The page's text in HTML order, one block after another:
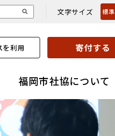
文字サイズ 標準
を利用 寄付する
福岡市社協について